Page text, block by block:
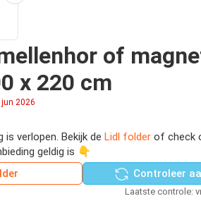
of
x 220 cm
2026
is verlopen. Bekijk de Lidl folder of check
geldig is 👇
Controleer
Laatste controle: